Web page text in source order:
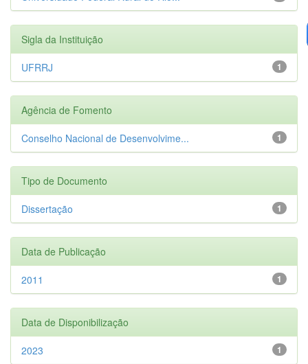
Sigla da Instituição
1
UFRRJ
Agência de Fomento
1
Conselho Nacional de Desenvolvime...
Tipo de Documento
1
Dissertação
Data de Publicação
1
2011
Data de Disponibilização
1
2023